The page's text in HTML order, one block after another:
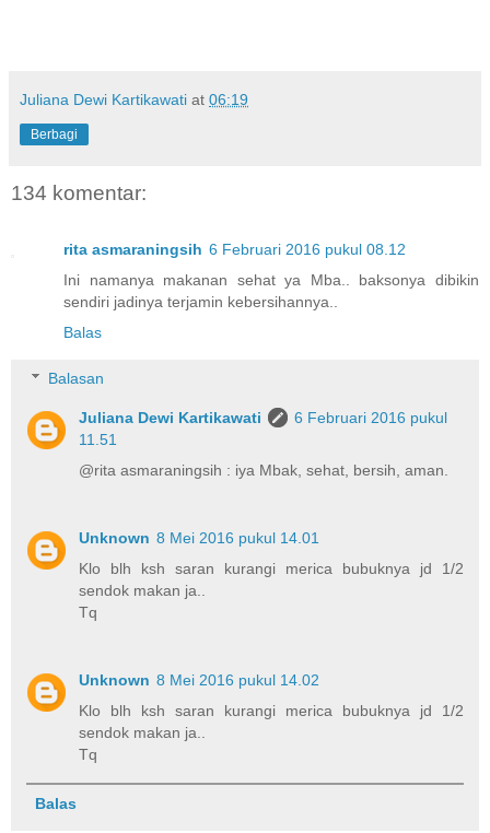
Juliana Dewi Kartikawati at 06:19
Berbagi
134 komentar:
rita asmaraningsih 6 Februari 2016 pukul 08.12
Ini namanya makanan sehat ya Mba.. baksonya dibikin
sendiri jadinya terjamin kebersihannya..
Balas
Balasan
Juliana Dewi Kartikawati
6 Februari 2016 pukul
11.51
@rita asmaraningsih : iya Mbak, sehat, bersih, aman.
Unknown 8 Mei 2016 pukul 14.01
Klo blh ksh saran kurangi merica bubuknya jd 1/2
sendok makan ja..
Tq
Unknown 8 Mei 2016 pukul 14.02
Klo blh ksh saran kurangi merica bubuknya jd 1/2
sendok makan ja..
Tq
Balas